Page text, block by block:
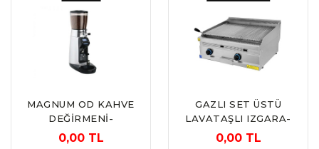
MAGNUM OD KAHVE
DEĞİRMENİ-
OTOMATİK “LA
0,00 TL
GAZLI SET ÜSTÜ
LAVATAŞLI IZGARA-
80×70
0,00 TL